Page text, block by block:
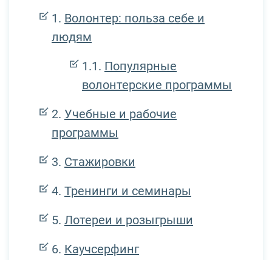
Волонтер: польза себе и
людям
Популярные
волонтерские программы
Учебные и рабочие
программы
Стажировки
Тренинги и семинары
Лотереи и розыгрыши
Каучсерфинг